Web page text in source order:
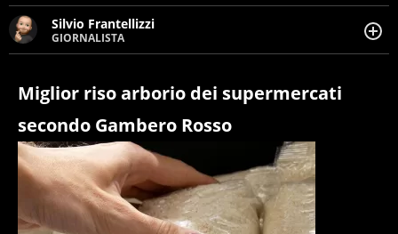
Silvio Frantellizzi
GIORNALISTA
Giornalista pubblicista. Da oltre dieci anni si occupa di
cronaca, motori, spettacolo e videogame.
Miglior riso arborio dei supermercati
secondo Gambero Rosso